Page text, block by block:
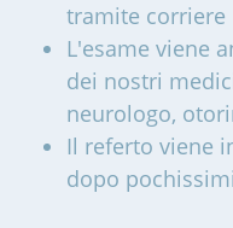
tramite corriere
L'esame viene
dei nostri
neurologo,
Il referto viene
dopo